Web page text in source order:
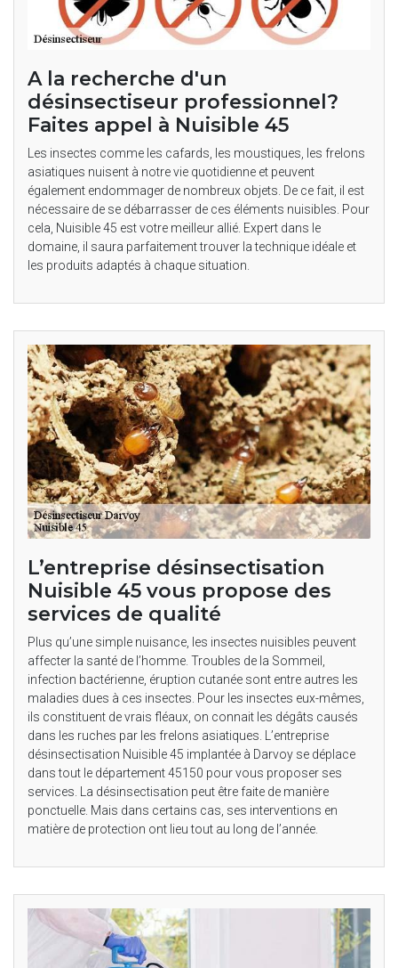
A la recherche d'un
désinsectiseur professionnel?
Faites appel à Nuisible 45
Les insectes comme les cafards, les moustiques, les frelons
asiatiques nuisent à notre vie quotidienne et peuvent
également endommager de nombreux objets. De ce fait, il est
nécessaire de se débarrasser de ces éléments nuisibles. Pour
cela, Nuisible 45 est votre meilleur allié. Expert dans le
domaine, il saura parfaitement trouver la technique idéale et
les produits adaptés à chaque situation.
L’entreprise désinsectisation
Nuisible 45 vous propose des
services de qualité
Plus qu’une simple nuisance, les insectes nuisibles peuvent
affecter la santé de l’homme. Troubles de la Sommeil,
infection bactérienne, éruption cutanée sont entre autres les
maladies dues à ces insectes. Pour les insectes eux-mêmes,
ils constituent de vrais fléaux, on connait les dégâts causés
dans les ruches par les frelons asiatiques. L’entreprise
désinsectisation Nuisible 45 implantée à Darvoy se déplace
dans tout le département 45150 pour vous proposer ses
services. La désinsectisation peut être faite de manière
ponctuelle. Mais dans certains cas, ses interventions en
matière de protection ont lieu tout au long de l’année.